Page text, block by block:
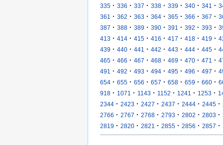
335 · 336 · 337 · 338 · 339 · 340 · 341 ·
361
· 362 · 363 · 364 · 365 · 366 · 367 ·
387 · 388 · 389 · 390 · 391 · 392 · 393 ·
413 · 414 · 415 · 416 · 417 · 418 · 419 ·
439 · 440 · 441 · 442 · 443 · 444 · 445 ·
465 · 466 · 467 · 468 · 469 · 470 · 471 ·
491
· 492 · 493 · 494 · 495 · 496 · 497 ·
654 · 655 · 656 · 657 · 658 · 659 · 660 ·
918 · 1071 · 1143 · 1152 · 1241 · 1253 ·
2344 · 2423 · 2427 · 2437 · 2444 · 2445 ·
2766 · 2767 · 2768 · 2793 · 2802 · 2803 ·
2819 · 2820 · 2821 · 2855 · 2856 · 2857 ·